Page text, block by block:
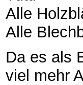
Alle
Alle
Da es als
viel mehr